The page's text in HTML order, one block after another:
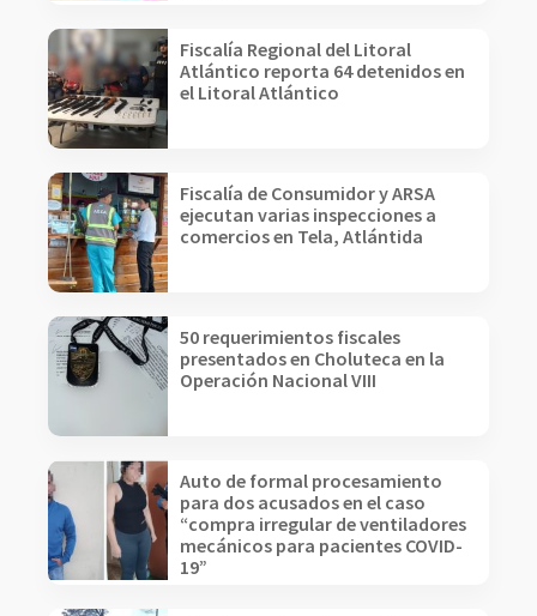
Fiscalía Regional del Litoral
Atlántico reporta 64 detenidos en
el Litoral Atlántico
Fiscalía de Consumidor y ARSA
ejecutan varias inspecciones a
comercios en Tela, Atlántida
50 requerimientos fiscales
presentados en Choluteca en la
Operación Nacional VIII
Auto de formal procesamiento
para dos acusados en el caso
“compra irregular de ventiladores
mecánicos para pacientes COVID-
19”